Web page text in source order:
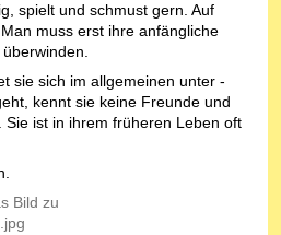
spielt und schmust gern. Auf
muss erst ihre anfängliche
sie sich im allgemeinen unter -
kennt sie keine Freunde und
ist in ihrem früheren Leben oft